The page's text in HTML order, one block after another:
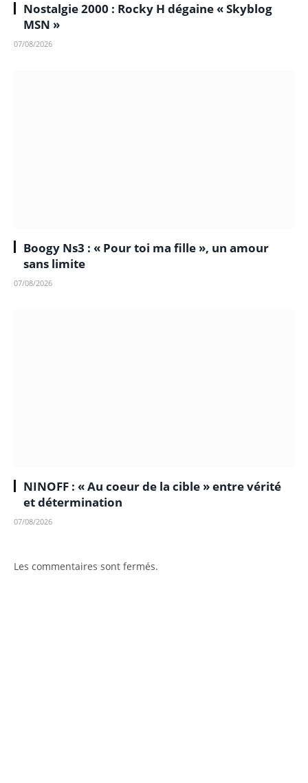
Nostalgie 2000 : Rocky H dégaine « Skyblog
MSN »
07/08/2026
Boogy Ns3 : « Pour toi ma fille », un amour
sans limite
07/08/2026
NINOFF : « Au coeur de la cible » entre vérité
et détermination
07/08/2026
Les commentaires sont fermés.